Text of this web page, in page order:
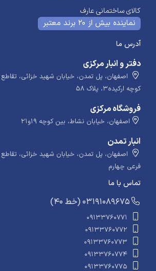
کالای ساختمانی عارف
نماینده بیش از 20 برند معتبر
آدرس ما
دفتر و انبار مرکزی
اصفهان، پل تمدن، خیابان شهید خزائی،
کوچه ارکیده۳، پلاک ۵۸
فروشگاه مرکزی
اصفهان، خیابان نشاط، بین کوچه ۱۹و۲۱
انبار تمدن
اصفهان، پل تمدن، خیابان شهید خزائی،
فرعی چهارم
تماس با ما
​​​ (40 خط) 03191089675
09133760771
09133760772
09133760773
09133760774
09133760775